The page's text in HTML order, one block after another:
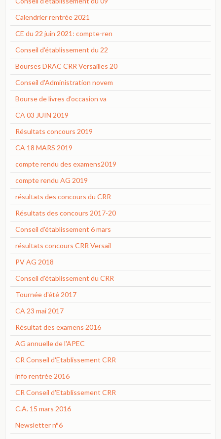
Calendrier rentrée 2021
CE du 22 juin 2021: compte-ren
Conseil d'établissement du 22
Bourses DRAC CRR Versailles 20
Conseil d'Administration novem
Bourse de livres d'occasion va
CA 03 JUIN 2019
Résultats concours 2019
CA 18 MARS 2019
compte rendu des examens2019
compte rendu AG 2019
résultats des concours du CRR
Résultats des concours 2017-20
Conseil d'établissement 6 mars
résultats concours CRR Versail
PV AG 2018
Conseil d'établissement du CRR
Tournée d'été 2017
CA 23 mai 2017
Résultat des examens 2016
AG annuelle de l'APEC
CR Conseil d'Etablissement CRR
info rentrée 2016
CR Conseil d'Etablissement CRR
C.A. 15 mars 2016
Newsletter n°6